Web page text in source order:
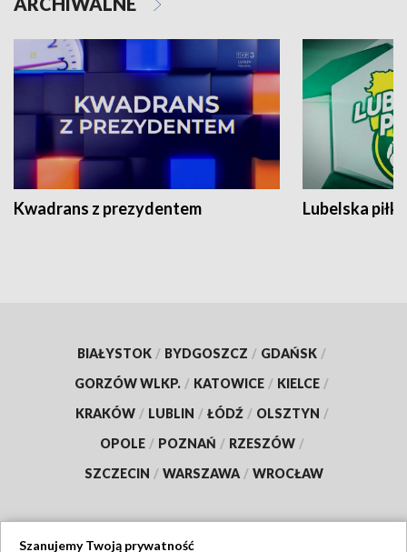
Kwadrans z prezydentem Lubelska piłka
BIAŁYSTOK / BYDGOSZCZ / GDAŃSK /
GORZÓW WLKP. / KATOWICE / KIELCE /
KRAKÓW / LUBLIN / ŁÓDŹ / OLSZTYN /
OPOLE / POZNAŃ / RZESZÓW /
SZCZECIN / WARSZAWA / WROCŁAW
Szanujemy Twoją prywatność